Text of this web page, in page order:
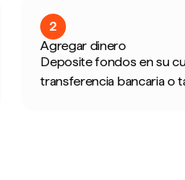
2
Agregar dinero
Deposite fondos en su
transferencia bancaria o